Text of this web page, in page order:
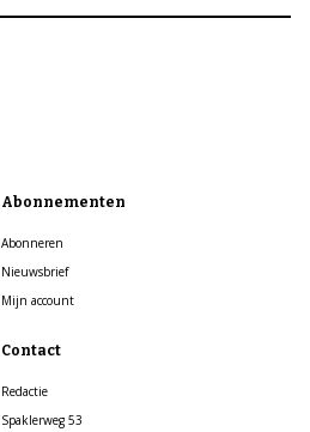
Abonnementen
Abonneren
Nieuwsbrief
Mijn account
Contact
Redactie
Spaklerweg 53